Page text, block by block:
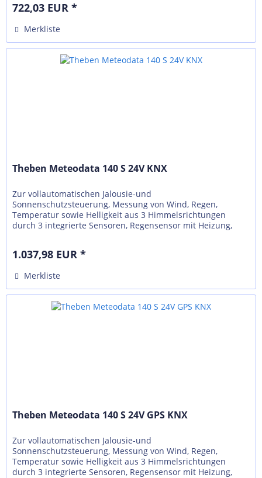
722,03 EUR *
Merkliste
Theben Meteodata 140 S 24V KNX
Zur vollautomatischen Jalousie-und
Sonnenschutzsteuerung, Messung von Wind, Regen,
Temperatur sowie Helligkeit aus 3 Himmelsrichtungen
durch 3 integrierte Sensoren, Regensensor mit Heizung,
1.037,98 EUR *
Merkliste
Theben Meteodata 140 S 24V GPS KNX
Zur vollautomatischen Jalousie-und
Sonnenschutzsteuerung, Messung von Wind, Regen,
Temperatur sowie Helligkeit aus 3 Himmelsrichtungen
durch 3 integrierte Sensoren, Regensensor mit Heizung,